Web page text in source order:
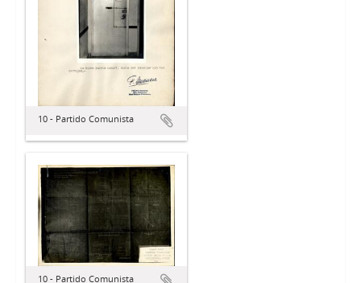
10 - Partido Comunista
10 - Partido Comunista